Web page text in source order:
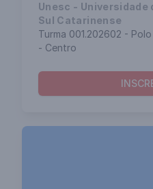
Unesc - Universidade
Sul Catarinense
Turma 001.202602 -
- Centro